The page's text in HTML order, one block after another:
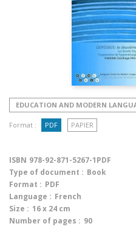
EDUCATION AND MODERN
Format : PDF PAPIER
ISBN 978-92-871-5267-1PDF
Type of document : Book
Format : PDF
Language : French
Size : 16 x 24 cm
Number of pages : 90